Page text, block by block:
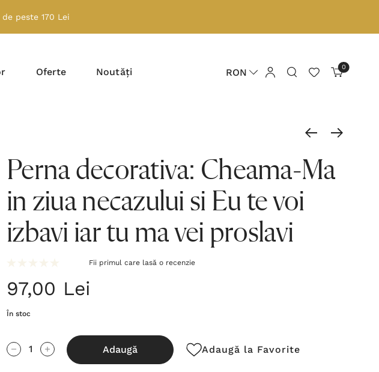
peste 170 Lei
Oferte Noutăți RON 0
Perna decorativa: Cheama-Ma
in ziua necazului si Eu te voi
izbavi iar tu ma vei proslavi
Fii primul care lasă o recenzie
97,00 Lei
În stoc
Grăbește-
te! Cantitate scăzută:Cantitate Crescută:
Adaugă Adaugă la Favorite